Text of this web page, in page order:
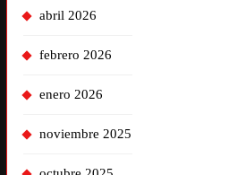
abril 2026
febrero 2026
enero 2026
noviembre 2025